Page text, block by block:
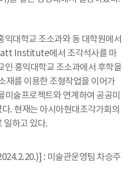
익대학교 조소과와 동 대학원에서
Institute에서 조각석사를 마
인 홍익대학교 조소과에서 후학을
재를 이용한 조형작업을 이어가
미술프로젝트와 연계하여 공공미
. 현재는 아시아현대조각가회의
일하고 있다.
: 미술관운영팀 차승주